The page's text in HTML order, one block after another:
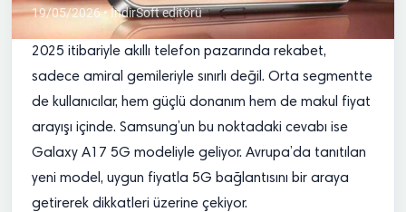
19/05/2026 • İndirSoft editörü
2025 itibariyle akıllı telefon pazarında rekabet,
sadece amiral gemileriyle sınırlı değil. Orta segmentte
de kullanıcılar, hem güçlü donanım hem de makul fiyat
arayışı içinde. Samsung’un bu noktadaki cevabı ise
Galaxy A17 5G modeliyle geliyor. Avrupa’da tanıtılan
yeni model, uygun fiyatla 5G bağlantısını bir araya
getirerek dikkatleri üzerine çekiyor.